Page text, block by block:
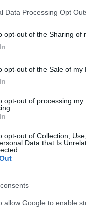
Data Processing Opt
opt-out of the Sharing of
opt-out of the Sale of my
opt-out of processing
opt-out of Collection,
Data that Is
allow Google to enable
a
legyen a Google-